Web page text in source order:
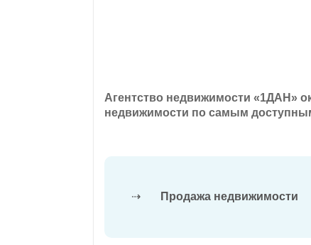
Агентство недвижимости «1ДАН»
недвижимости по самым
⇢ Продажа недвижимости